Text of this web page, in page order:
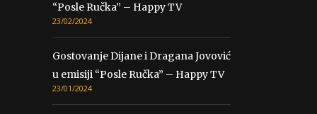
“Posle Ručka” – Happy TV
23/02/2024
Gostovanje Dijane i Dragana Jovović
u emisiji “Posle Ručka” – Happy TV
23/01/2024